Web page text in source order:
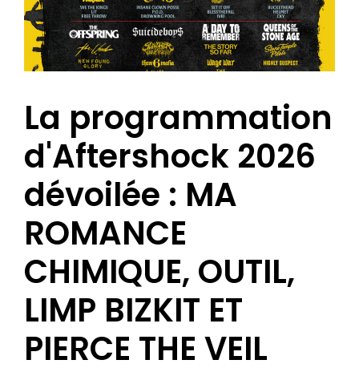
La programmation
d'Aftershock 2026
dévoilée : MA
ROMANCE
CHIMIQUE, OUTIL,
LIMP BIZKIT ET
PIERCE THE VEIL